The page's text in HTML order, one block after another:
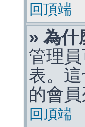
回頂端
» 為什
管理
表。
的會
回頂端